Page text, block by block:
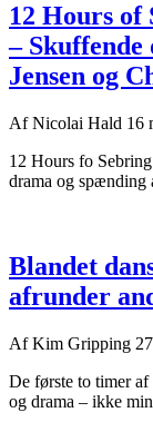
12 Hours of
–
Jensen og
AfNicolai Hald 16
12 Hours fo
drama og spænding
Blandet
afrunder
AfKim Gripping
De første to timer
og drama – ikke